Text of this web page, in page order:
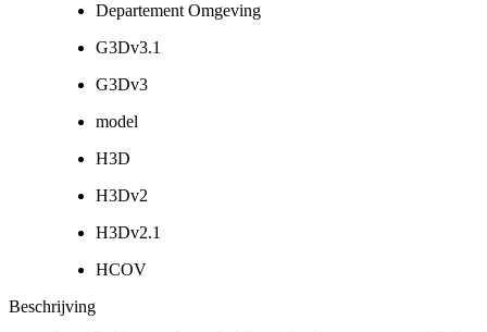
Departement Omgeving
G3Dv3.1
G3Dv3
model
H3D
H3Dv2
H3Dv2.1
HCOV
Beschrijving